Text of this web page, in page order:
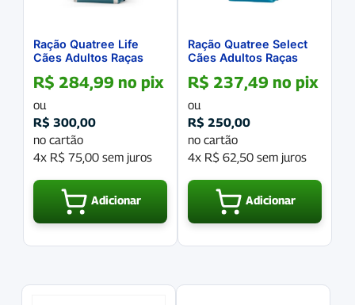
Ração Quatree Life
Cães Adultos Raças
Arroz 20Kg
R$ 284,99 no pix
ou
R$ 300,00
no cartão
4x R$ 75,00 sem juros
Adicionar
Ração Quatree Select
Cães Adultos Raças
R$ 237,49 no pix
ou
R$ 250,00
no cartão
4x R$ 62,50 sem juros
Adicionar